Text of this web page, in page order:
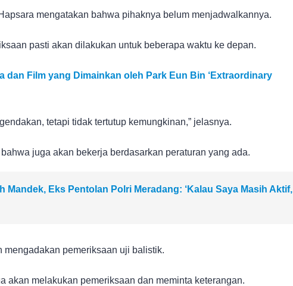
mengatakan bahwa pihaknya belum menjadwalkannya.
pasti akan dilakukan untuk beberapa waktu ke depan.
dan Film yang Dimainkan oleh Park Eun Bin ‘Extraordinary
tetapi tidak tertutup kemungkinan,” jelasnya.
juga akan bekerja berdasarkan peraturan yang ada.
Mandek, Eks Pentolan Polri Meradang: ‘Kalau Saya Masih Aktif,
mengadakan pemeriksaan uji balistik.
akan melakukan pemeriksaan dan meminta keterangan.